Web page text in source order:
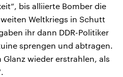
bis alliierte Bomber die
Weltkriegs in Schutt
ihr dann DDR-Politiker
sprengen und abtragen.
wieder erstrahlen, als